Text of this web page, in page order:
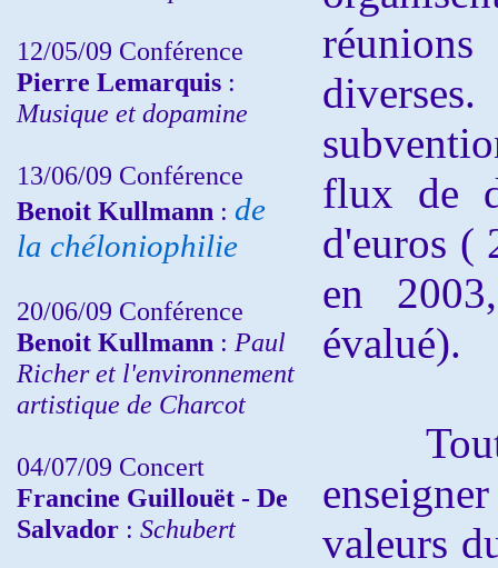
12/05/09 Conférence
Pierre Lemarquis :
Musique et dopamine
13/06/09 Conférence
Benoit Kullmann : de
la chéloniophilie
20/06/09 Conférence
Benoit Kullmann : Paul
Richer et l'environnement
artistique de Charcot
04/07/09 Concert
Francine Guillouët - De
Salvador : Schubert
flux de
d'euros (
en
évalué).
Tout
valeurs